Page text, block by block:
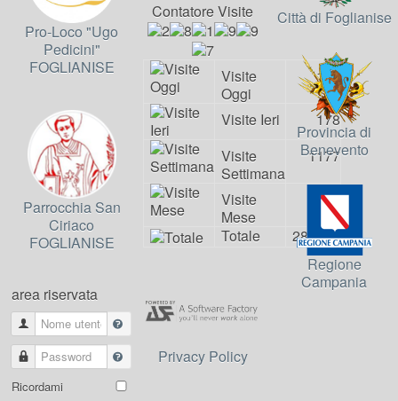
Pro-Loco "Ugo
Pedicini"
FOGLIANISE
Parrocchia San
Ciriaco
FOGLIANISE
area riservata
Nome utente
Password
Ricordami
Contatore Visite
Visite
Oggi
115
Visite Ieri
178
Visite
Settimana
1177
Visite
Mese
1489
Totale
281997
Privacy Policy
Città di Foglianise
Provincia di
Benevento
Regione
Campania